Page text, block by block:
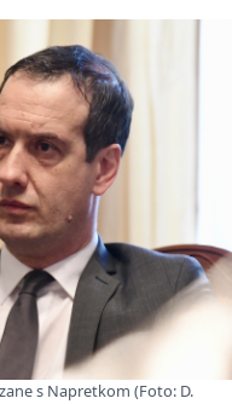
s Napretkom (Foto: D.